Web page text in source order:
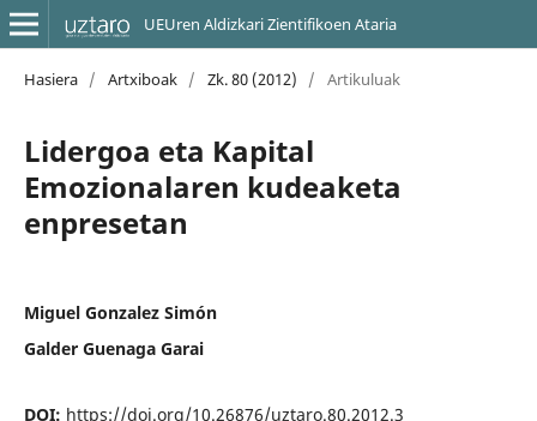
UEUren Aldizkari Zientifikoen Ataria
Hasiera / Artxiboak / Zk. 80 (2012) / Artikuluak
Lidergoa eta Kapital
Emozionalaren kudeaketa
enpresetan
Miguel Gonzalez Simón
Galder Guenaga Garai
DOI: https://doi.org/10.26876/uztaro.80.2012.3